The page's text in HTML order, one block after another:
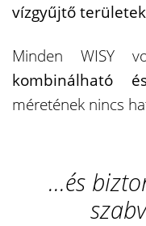
vízgyűjtő
Minden WISY
kombinálható
méretének nincs
...és